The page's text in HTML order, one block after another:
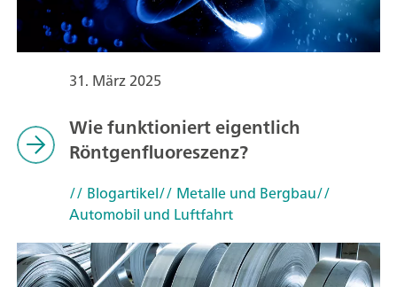
31. März 2025
Wie funktioniert eigentlich
Röntgenfluoreszenz?
// Blogartikel// Metalle und Bergbau//
Automobil und Luftfahrt